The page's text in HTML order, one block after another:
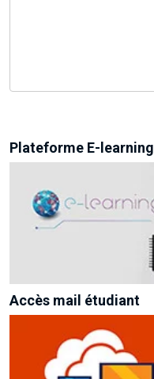
Plateforme E-learning
Accès mail étudiant